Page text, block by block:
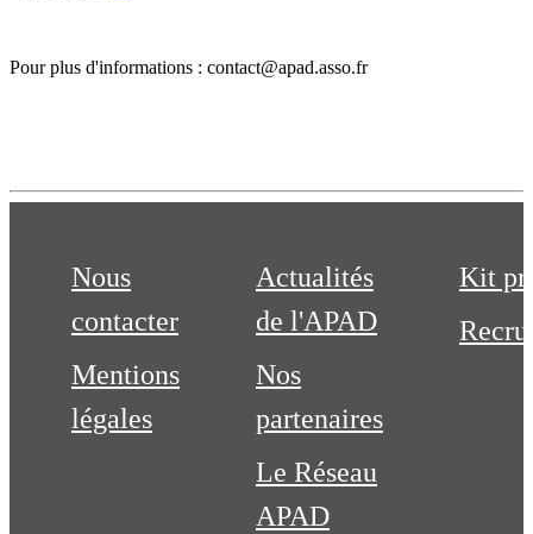
Pour plus d'informations : contact@apad.asso.fr
Nous
contacter
Mentions
légales
Actualités
de l'APAD
Nos
partenaires
Le Réseau
APAD
Kit